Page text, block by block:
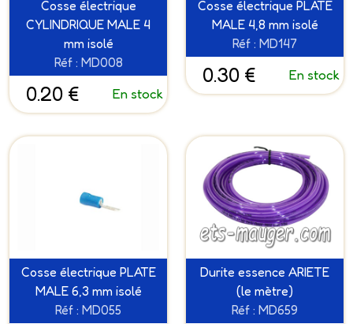
Cosse électrique
CYLINDRIQUE MALE 4
mm isolé
Réf : MD008
0.20 € En stock
Cosse électrique PLATE
MALE 4,8 mm isolé
Réf : MD147
0.30 € En stock
Cosse électrique PLATE
MALE 6,3 mm isolé
Réf : MD055
Durite essence ARIETE
(le mètre)
Réf : MD659